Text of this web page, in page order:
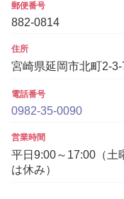
郵便番号
882-0814
住所
宮崎県延岡市北町2-
電話番号
0982-35-0090
営業時間
平日9:00～17:00（土
は休み）